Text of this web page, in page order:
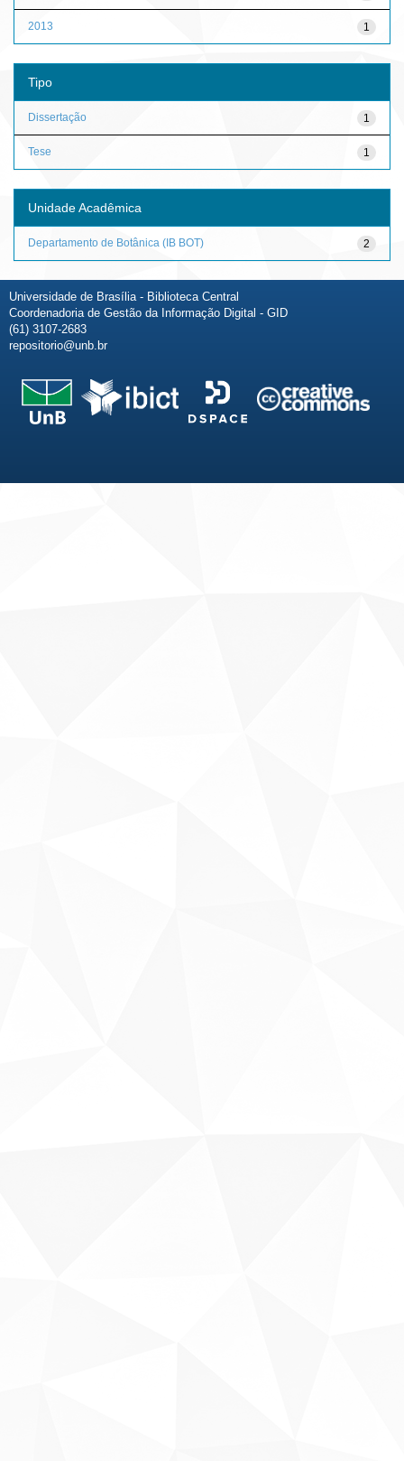
1
2013
Tipo
1
Dissertação
1
Tese
Unidade Acadêmica
2
Departamento de Botânica (IB BOT)
Universidade de Brasília - Biblioteca Central
Coordenadoria de Gestão da Informação Digital - GID
(61) 3107-2683
repositorio@unb.br